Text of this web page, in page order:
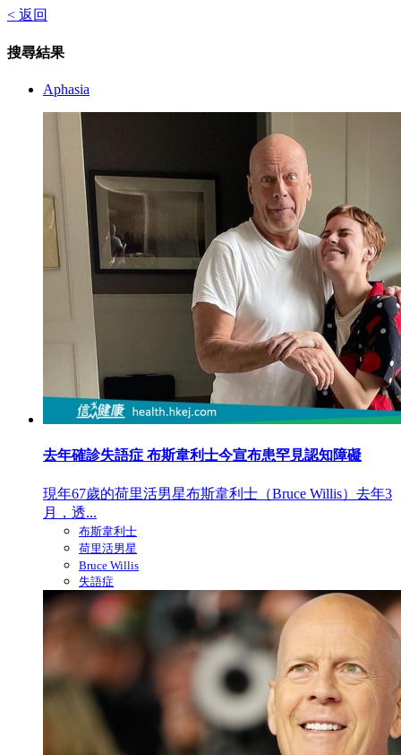
< 返回
搜尋結果
Aphasia
去年確診失語症 布斯韋利士今宣布患罕見認知障礙
現年67歲的荷里活男星布斯韋利士（Bruce Willis）去年3
月，透...
布斯韋利士
荷里活男星
Bruce Willis
失語症